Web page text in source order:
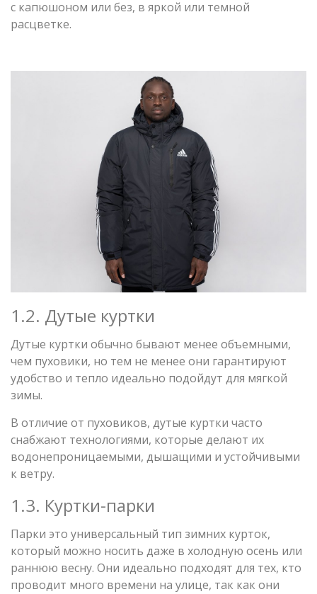
с капюшоном или без, в яркой или темной
расцветке.
1.2. Дутые куртки
Дутые куртки обычно бывают менее объемными,
чем пуховики, но тем не менее они гарантируют
удобство и тепло идеально подойдут для мягкой
зимы.
В отличие от пуховиков, дутые куртки часто
снабжают технологиями, которые делают их
водонепроницаемыми, дышащими и устойчивыми
к ветру.
1.3. Куртки-парки
Парки это универсальный тип зимних курток,
который можно носить даже в холодную осень или
раннюю весну. Они идеально подходят для тех, кто
проводит много времени на улице, так как они